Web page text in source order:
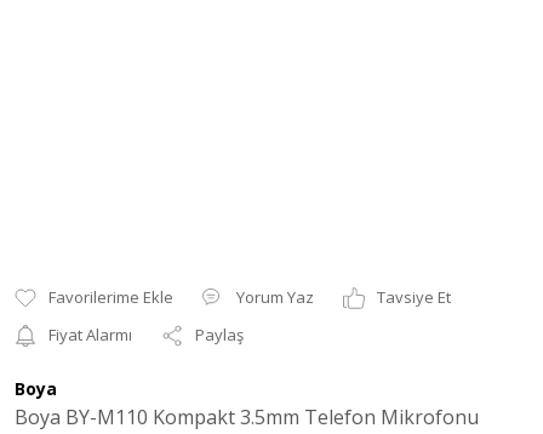
Yorum Yaz
Tavsiye Et
Fiyat Alarmı
Paylaş
Boya
Boya BY-M110 Kompakt 3.5mm Telefon Mikrofonu